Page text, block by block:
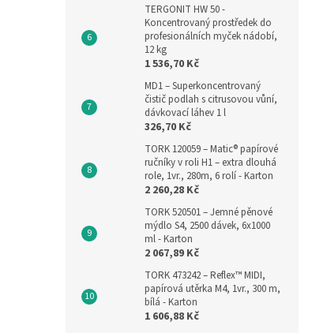
TERGONIT HW 50 -
Koncentrovaný prostředek do
profesionálních myček nádobí,
12 kg
1 536,70 Kč
MD1 – Superkoncentrovaný
čistič podlah s citrusovou vůní,
dávkovací láhev 1 l
326,70 Kč
TORK 120059 – Matic® papírové
ručníky v roli H1 – extra dlouhá
role, 1vr., 280m, 6 rolí - Karton
2 260,28 Kč
TORK 520501 – Jemné pěnové
mýdlo S4, 2500 dávek, 6x1000
ml - Karton
2 067,89 Kč
TORK 473242 – Reflex™ MIDI,
papírová utěrka M4, 1vr., 300 m,
bílá - Karton
1 606,88 Kč